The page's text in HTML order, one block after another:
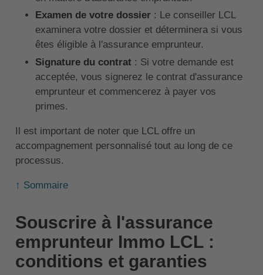
Examen de votre dossier : Le conseiller LCL
examinera votre dossier et déterminera si vous
êtes éligible à l'assurance emprunteur.
Signature du contrat : Si votre demande est
acceptée, vous signerez le contrat d'assurance
emprunteur et commencerez à payer vos
primes.
Il est important de noter que LCL offre un
accompagnement personnalisé tout au long de ce
processus.
↑ Sommaire
Souscrire à l'assurance
emprunteur Immo LCL :
conditions et garanties